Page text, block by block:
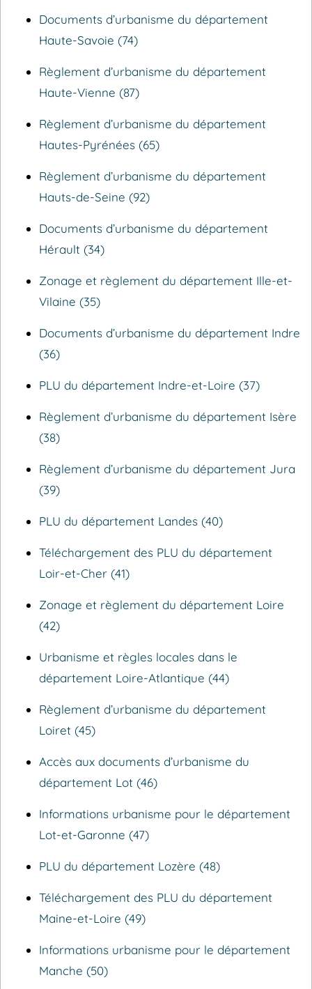
Documents d’urbanisme du département
Haute-Savoie (74)
Règlement d’urbanisme du département
Haute-Vienne (87)
Règlement d’urbanisme du département
Hautes-Pyrénées (65)
Règlement d’urbanisme du département
Hauts-de-Seine (92)
Documents d’urbanisme du département
Hérault (34)
Zonage et règlement du département Ille-et-
Vilaine (35)
Documents d’urbanisme du département Indre
(36)
PLU du département Indre-et-Loire (37)
Règlement d’urbanisme du département Isère
(38)
Règlement d’urbanisme du département Jura
(39)
PLU du département Landes (40)
Téléchargement des PLU du département
Loir-et-Cher (41)
Zonage et règlement du département Loire
(42)
Urbanisme et règles locales dans le
département Loire-Atlantique (44)
Règlement d’urbanisme du département
Loiret (45)
Accès aux documents d’urbanisme du
département Lot (46)
Informations urbanisme pour le département
Lot-et-Garonne (47)
PLU du département Lozère (48)
Téléchargement des PLU du département
Maine-et-Loire (49)
Informations urbanisme pour le département
Manche (50)